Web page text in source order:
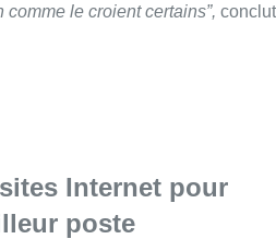
le croient certains”, conclut
Internet pour
poste